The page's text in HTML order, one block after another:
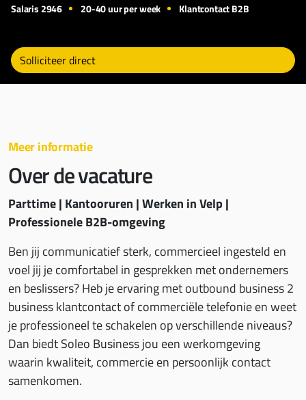
Magisch goed in klantcontact
Vanuit onze contactcenters werken ruim 950
Al onze locaties bevatten zo’n 50 tot 75 werkplekken
waardoor de sfeer familiair zakelijk is, onze
opdrachtgevers altijd welkom zijn en de medewerkers
zich snel thuis voelen.
Bezoek Soleo.nl
Salaris 2946 20-40 uur per week Klantcontact B2B
Solliciteer direct
Meer informatie
Over de vacature
Parttime | Kantooruren | Werken in Velp |
Professionele B2B-omgeving
Ben jij communicatief sterk, commercieel ingesteld en
voel jij je comfortabel in gesprekken met ondernemers
en beslissers? Heb je ervaring met outbound business 2
business klantcontact of commerciële telefonie en weet
je professioneel te schakelen op verschillende niveaus?
Dan biedt Soleo Business jou een werkomgeving
waarin kwaliteit, commercie en persoonlijk contact
samenkomen.